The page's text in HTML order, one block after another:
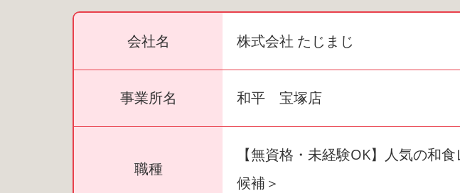
会社名 株式会社 たじまじ
事業所名 和平 宝塚店
職種
【無資格・未経験OK】人気の和
候補＞